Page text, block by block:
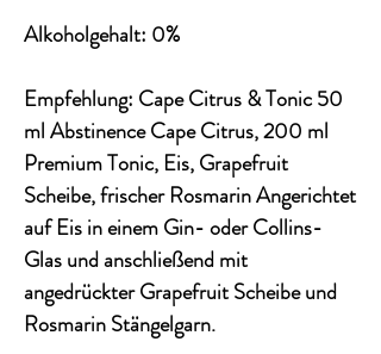
Alkoholgehalt: 0%
Empfehlung: Cape Citrus & Tonic 50
ml Abstinence Cape Citrus, 200 ml
Premium Tonic, Eis, Grapefruit
Scheibe, frischer Rosmarin Angerichtet
auf Eis in einem Gin- oder Collins-
Glas und anschließend mit
angedrückter Grapefruit Scheibe und
Rosmarin Stängelgarn.